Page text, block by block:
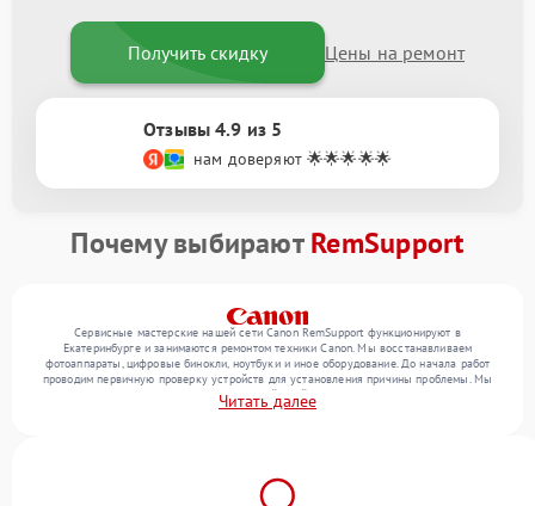
Получить скидку Цены на ремонт
Отзывы 4.9 из 5
нам доверяют 🌟🌟🌟🌟🌟
Почему выбираютRemSupport
Сервисные мастерские нашей сети Canon RemSupport функционируют в
Екатеринбурге и занимаются ремонтом техники Canon. Мы восстанавливаем
фотоаппараты, цифровые бинокли, ноутбуки и иное оборудование. До начала работ
проводим первичную проверку устройств для установления причины проблемы. Мы
уточняем с посетителем набор нужных действий и их цену, лишь потом выполняем
восстановление с заменой запчастей по необходимости. В конце подтверждаем
Читать далее